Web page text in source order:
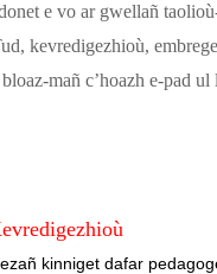
e vo ar gwellañ
kevredigezhioù,
mañ c’hoazh e-pad
kinniget dafar